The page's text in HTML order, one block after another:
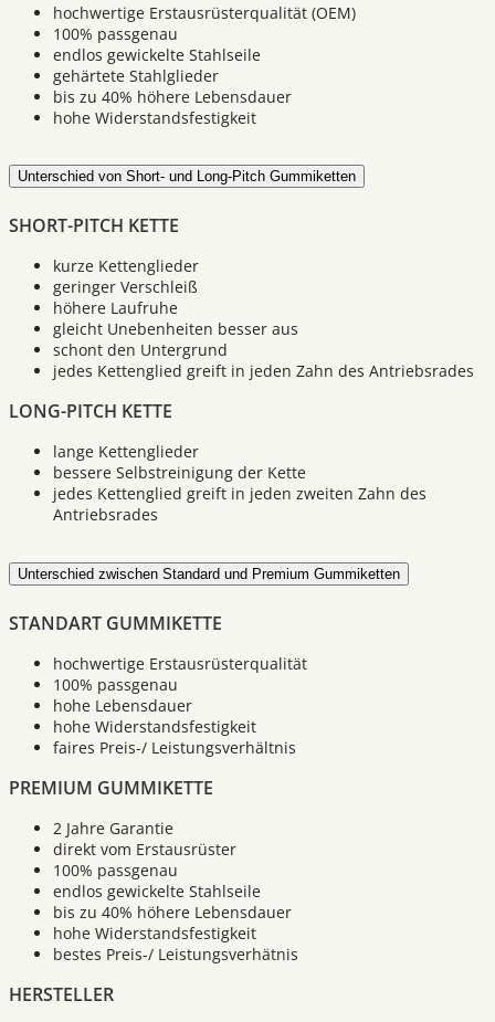
hochwertige Erstausrüsterqualität (OEM)
100% passgenau
endlos gewickelte Stahlseile
gehärtete Stahlglieder
bis zu 40% höhere Lebensdauer
hohe Widerstandsfestigkeit
Unterschied von Short- und Long-Pitch Gummiketten
SHORT-PITCH KETTE
kurze Kettenglieder
geringer Verschleiß
höhere Laufruhe
gleicht Unebenheiten besser aus
schont den Untergrund
jedes Kettenglied greift in jeden Zahn des Antriebsrades
LONG-PITCH KETTE
lange Kettenglieder
bessere Selbstreinigung der Kette
jedes Kettenglied greift in jeden zweiten Zahn des
Antriebsrades
Unterschied zwischen Standard und Premium Gummiketten
STANDART GUMMIKETTE
hochwertige Erstausrüsterqualität
100% passgenau
hohe Lebensdauer
hohe Widerstandsfestigkeit
faires Preis-/ Leistungsverhältnis
PREMIUM GUMMIKETTE
2 Jahre Garantie
direkt vom Erstausrüster
100% passgenau
endlos gewickelte Stahlseile
bis zu 40% höhere Lebensdauer
hohe Widerstandsfestigkeit
bestes Preis-/ Leistungsverhätnis
HERSTELLER